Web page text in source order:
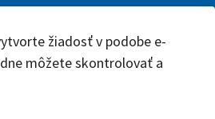
žiadosť v podobe e-
môžete skontrolovať a